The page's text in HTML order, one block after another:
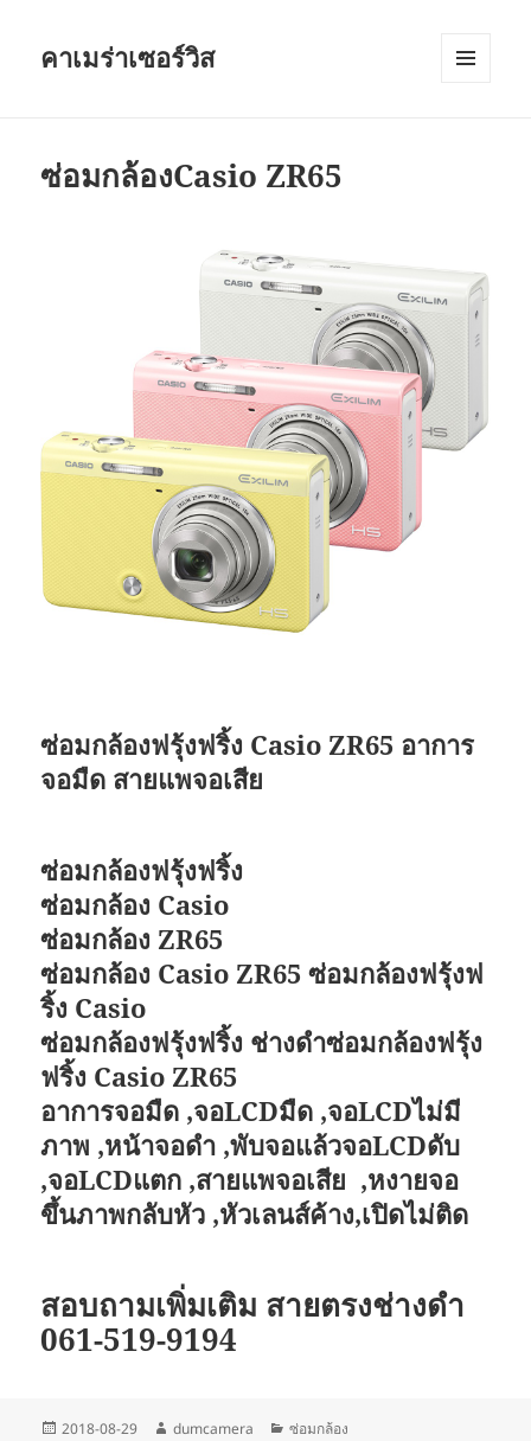
คาเมร่าเซอร์วิส
ซ่อมกล้องCasio ZR65
ซ่อมกล้องฟรุ้งฟริ้ง Casio ZR65 อาการ
จอมืด สายแพจอเสีย
ซ่อมกล้องฟรุ้งฟริ้ง
ซ่อมกล้อง Casio
ซ่อมกล้อง ZR65
ซ่อมกล้อง Casio ZR65 ซ่อมกล้องฟรุ้งฟ
ริ้ง Casio
ซ่อมกล้องฟรุ้งฟริ้ง ช่างดำซ่อมกล้องฟรุ้ง
ฟริ้ง Casio ZR65
อาการจอมืด ,จอLCDมืด ,จอLCDไม่มี
ภาพ ,หน้าจอดำ ,พับจอแล้วจอLCDดับ
,จอLCDแตก ,สายแพจอเสีย ,หงายจอ
ขึ้นภาพกลับหัว ,หัวเลนส์ค้าง,เปิดไม่ติด
สอบถามเพิ่มเติม สายตรงช่างดำ
061-519-9194
เขียน
2018-08-29
ผู้
dumcamera
หมวด
ซ่อมกล้อง